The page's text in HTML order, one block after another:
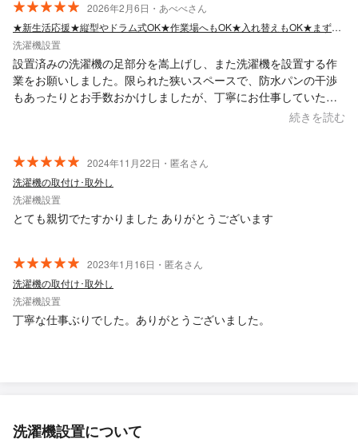
2026年2月6日・あべべさん
★新生活応援★縦型やドラム式OK★作業場へもOK★入れ替えもOK★まずはご連絡を
洗濯機設置
設置済みの洗濯機の足部分を嵩上げし、また洗濯機を設置する作
業をお願いしました。限られた狭いスペースで、防水パンの干渉
もあったりとお手数おかけしましたが、丁寧にお仕事していただ
きました。お陰様で洗濯機が水道に接触することもなく、静かに
続きを読む
2024年11月22日・匿名さん
洗濯機の取付け･取外し
洗濯機設置
とても親切でたすかりました ありがとうございます
2023年1月16日・匿名さん
洗濯機の取付け･取外し
洗濯機設置
丁寧な仕事ぶりでした。ありがとうございました。
洗濯機設置について